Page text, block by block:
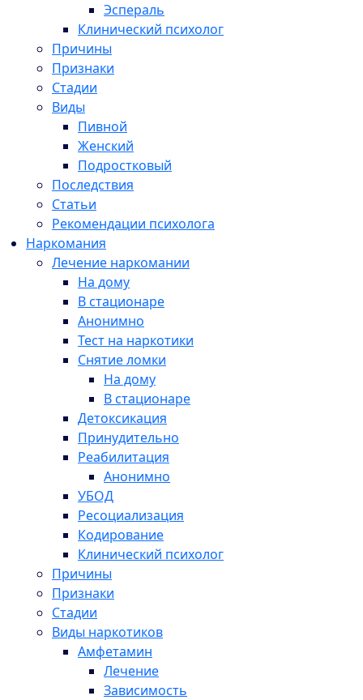
Эспераль
Клинический психолог
Причины
Признаки
Стадии
Виды
Пивной
Женский
Подростковый
Последствия
Статьи
Рекомендации психолога
Наркомания
Лечение наркомании
На дому
В стационаре
Анонимно
Тест на наркотики
Снятие ломки
На дому
В стационаре
Детоксикация
Принудительно
Реабилитация
Анонимно
УБОД
Ресоциализация
Кодирование
Клинический психолог
Причины
Признаки
Стадии
Виды наркотиков
Амфетамин
Лечение
Зависимость